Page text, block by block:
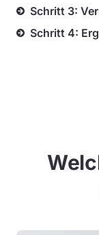
Schritt 3:
Schritt 4: